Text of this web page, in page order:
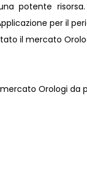
potente
per il
il mercato
Orologi da